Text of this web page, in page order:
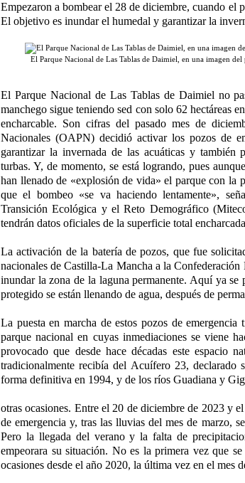
Empezaron a bombear el 28 de diciembre, cuando el
El objetivo es inundar el humedal y garantizar la
El Parque Nacional de Las Tablas de Daimiel, en una imagen
El Parque Nacional de Las Tablas de Daimiel no
manchego sigue teniendo sed con solo 62 hectáreas
encharcable. Son cifras del pasado mes de
Nacionales (OAPN) decidió activar los pozos de
garantizar la invernada de las acuáticas y también
turbas. Y, de momento, se está logrando, pues
han llenado de «explosión de vida» el parque con la
que el bombeo «se va haciendo lentamente»,
Transición Ecológica y el Reto Demográfico
tendrán datos oficiales de la superficie total
La activación de la batería de pozos, que fue
nacionales de Castilla-La Mancha a la
inundar la zona de la laguna permanente. Aquí ya se
protegido se están llenando de agua, después de
La puesta en marcha de estos pozos de
parque nacional en cuyas inmediaciones se viene
provocado que desde hace décadas este espacio
tradicionalmente recibía del Acuífero 23,
forma definitiva en 1994, y de los ríos Guadiana y
otras ocasiones. Entre el 20 de diciembre de 2023 y
de emergencia y, tras las lluvias del mes de marzo,
Pero la llegada del verano y la falta de
empeorara su situación. No es la primera vez que
ocasiones desde el año 2020, la última vez en el mes